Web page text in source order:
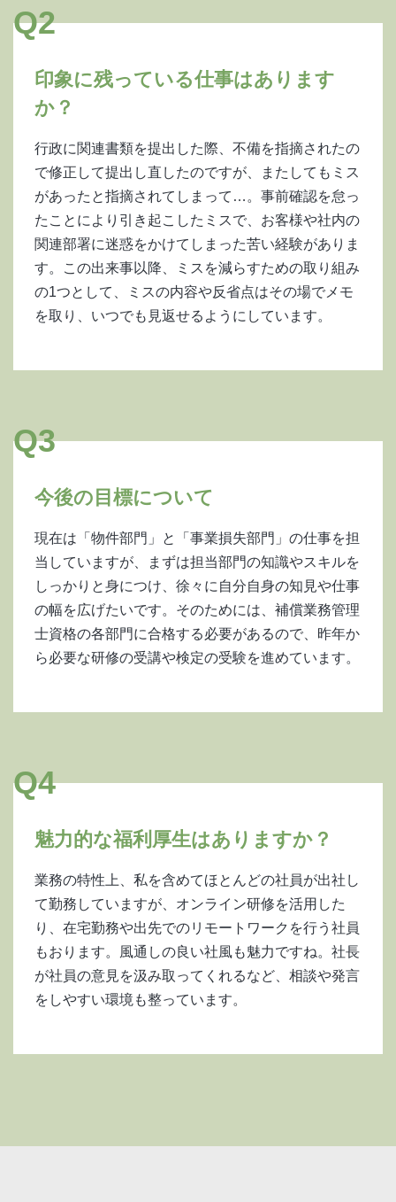
Q2
印象に残っている仕事はあります
か？
行政に関連書類を提出した際、不備を指摘されたの
で修正して提出し直したのですが、またしてもミス
があったと指摘されてしまって…。事前確認を怠っ
たことにより引き起こしたミスで、お客様や社内の
関連部署に迷惑をかけてしまった苦い経験がありま
す。この出来事以降、ミスを減らすための取り組み
の1つとして、ミスの内容や反省点はその場でメモ
を取り、いつでも見返せるようにしています。
Q3
今後の目標について
現在は「物件部門」と「事業損失部門」の仕事を担
当していますが、まずは担当部門の知識やスキルを
しっかりと身につけ、徐々に自分自身の知見や仕事
の幅を広げたいです。そのためには、補償業務管理
士資格の各部門に合格する必要があるので、昨年か
ら必要な研修の受講や検定の受験を進めています。
Q4
魅力的な福利厚生はありますか？
業務の特性上、私を含めてほとんどの社員が出社し
て勤務していますが、オンライン研修を活用した
り、在宅勤務や出先でのリモートワークを行う社員
もおります。風通しの良い社風も魅力ですね。社長
が社員の意見を汲み取ってくれるなど、相談や発言
をしやすい環境も整っています。